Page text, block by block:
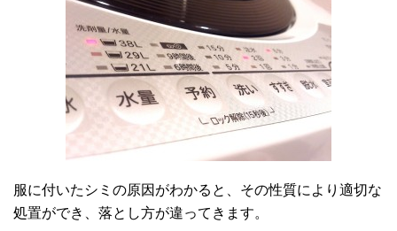
服に付いたシミの原因がわかると、その性質により適切な
処置ができ、落とし方が違ってきます。